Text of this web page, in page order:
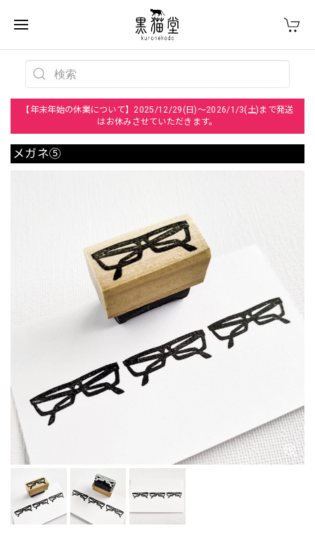
【年末年始の休業について】2025/12/29(日)～2026/1/3(土)まで発送
はお休みさせていただきます。
メガネ⑤